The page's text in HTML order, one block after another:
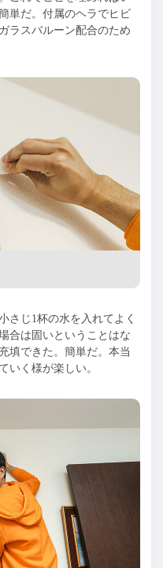
単だ。付属のヘラでヒビ
ラスバルーン配合のため
さじ1杯の水を入れてよく
合は固いということはな
填できた。簡単だ。本当
いく様が楽しい。